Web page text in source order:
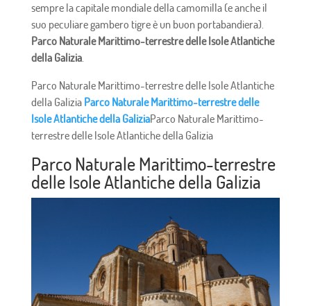
sempre la capitale mondiale della camomilla (e anche il
suo peculiare gambero tigre è un buon portabandiera).
Parco Naturale Marittimo-terrestre delle Isole Atlantiche
della Galizia.
Parco Naturale Marittimo-terrestre delle Isole Atlantiche
della Galizia Parco Naturale Marittimo-terrestre delle
Isole Atlantiche della GaliziaParco Naturale Marittimo-
terrestre delle Isole Atlantiche della Galizia
Parco Naturale Marittimo-terrestre
delle Isole Atlantiche della Galizia